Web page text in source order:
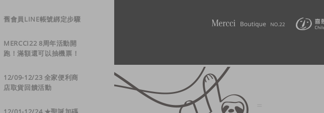
舊會員LINE帳號綁定步驟
MERCCI22 8周年活動開
跑！滿額還可以抽機票！
12/09-12/23 全家便利商
店取貨回饋活動